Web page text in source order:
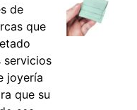
de
que
servicios
joyería
que su